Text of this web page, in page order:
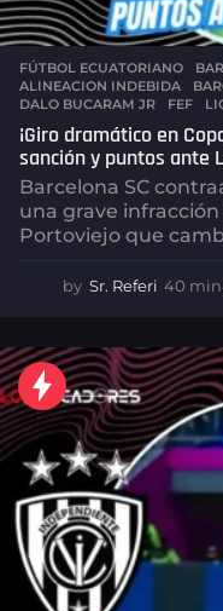
FÚTBOL ECUATORIANO ,
ALINEACION INDEBIDA
,
DALO BUCARAM JR
,FEF ,
¡Giro dramático en
sanción y puntos ante
Barcelona SC
una grave
Portoviejo que
by Sr. Referi 40